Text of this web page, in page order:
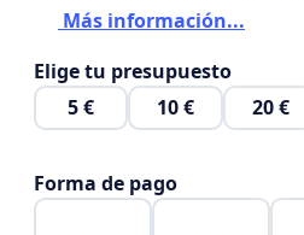
Más información...
Elige tu presupuesto
5 €
10 € 20 €
Forma de pago